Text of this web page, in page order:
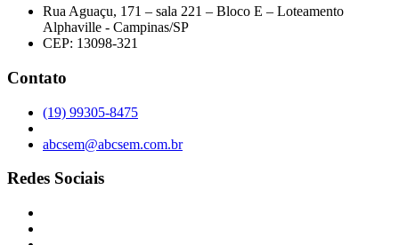
Rua Aguaçu, 171 – sala 221 – Bloco E – Loteamento
Alphaville - Campinas/SP
CEP: 13098-321
Contato
(19) 99305-8475
abcsem@abcsem.com.br
Redes Sociais